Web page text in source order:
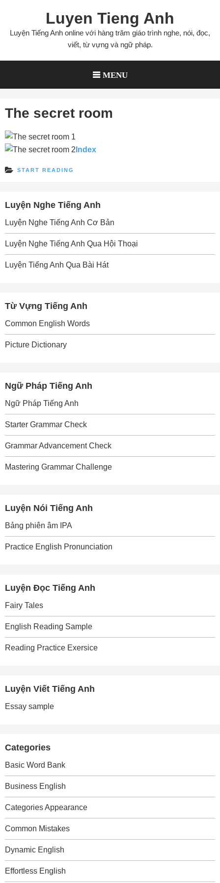
content
Luyen Tieng Anh
Luyện Tiếng Anh online với hàng trăm giáo trình nghe, nói, đọc,
viết, từ vựng và ngữ pháp.
MENU
The secret room
Index
START READING
Luyện Nghe Tiếng Anh
Luyện Nghe Tiếng Anh Cơ Bản
Luyện Nghe Tiếng Anh Qua Hội Thoại
Luyện Tiếng Anh Qua Bài Hát
Từ Vựng Tiếng Anh
Common English Words
Picture Dictionary
Ngữ Pháp Tiếng Anh
Ngữ Pháp Tiếng Anh
Starter Grammar Check
Grammar Advancement Check
Mastering Grammar Challenge
Luyện Nói Tiếng Anh
Bảng phiên âm IPA
Practice English Pronunciation
Luyện Đọc Tiếng Anh
Fairy Tales
English Reading Sample
Reading Practice Exersice
Luyện Viết Tiếng Anh
Essay sample
Categories
Basic Word Bank
Business English
Categories Appearance
Common Mistakes
Dynamic English
Effortless English